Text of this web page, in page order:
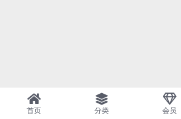
首页 分类 会员